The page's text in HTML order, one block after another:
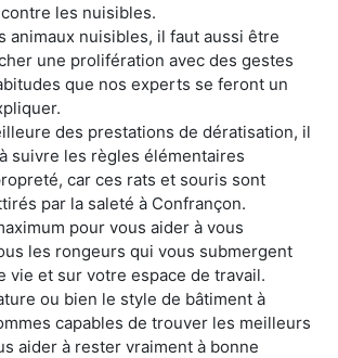
les nuisibles.
animaux nuisibles, il faut aussi être
une prolifération avec des gestes
que nos experts se feront un
des prestations de dératisation, il
suivre les règles élémentaires
car ces rats et souris sont
par la saleté à Confrançon.
pour vous aider à vous
les rongeurs qui vous submergent
vie et sur votre espace de travail.
ou bien le style de bâtiment à
capables de trouver les meilleurs
aider à rester vraiment à bonne